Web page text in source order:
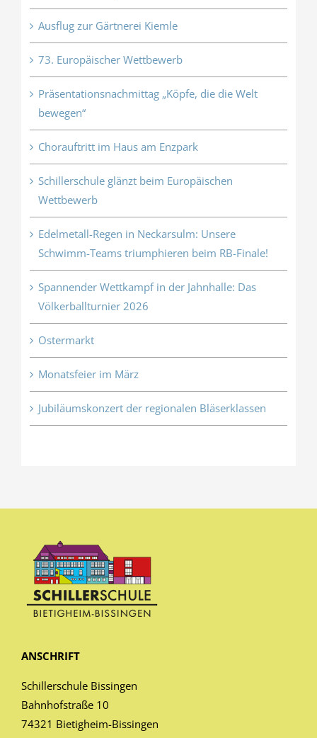
Ausflug zur Gärtnerei Kiemle
73. Europäischer Wettbewerb
Präsentationsnachmittag „Köpfe, die die Welt
bewegen“
Chorauftritt im Haus am Enzpark
Schillerschule glänzt beim Europäischen
Wettbewerb
Edelmetall-Regen in Neckarsulm: Unsere
Schwimm-Teams triumphieren beim RB-Finale!
Spannender Wettkampf in der Jahnhalle: Das
Völkerballturnier 2026
Ostermarkt
Monatsfeier im März
Jubiläumskonzert der regionalen Bläserklassen
ANSCHRIFT
Schillerschule Bissingen
Bahnhofstraße 10
74321 Bietigheim-Bissingen